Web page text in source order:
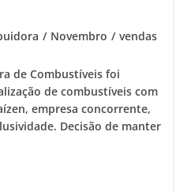
/ Novembro / vendas
de Combustíveis foi
de combustíveis com
empresa concorrente,
Decisão de manter